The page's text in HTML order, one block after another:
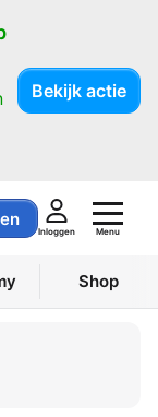
Bekijk actie
Inloggen Menu
Shop